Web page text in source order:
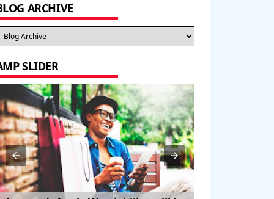
ARCHIVE
SLIDER